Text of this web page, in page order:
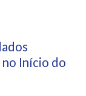
no Início do